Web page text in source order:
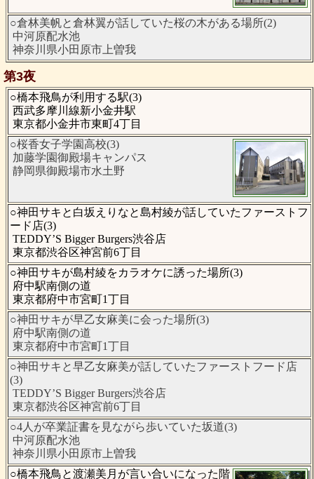
○倉林美帆と倉林翼が話していた桜の木がある場所(2)
中河原配水池
神奈川県小田原市上曽我
第3夜
○橋本飛鳥が利用する駅(3)
西武多摩川線新小金井駅
東京都小金井市東町4丁目
○桜香女子学園高校(3)
加藤学園御殿場キャンパス
静岡県御殿場市水土野
○神田サキと白坂えりなと島村綾が話していたファーストフ
ード店(3)
TEDDY’S Bigger Burgers渋谷店
東京都渋谷区神宮前6丁目
○神田サキが島村綾をカラオケに誘った場所(3)
府中駅南側の道
東京都府中市宮町1丁目
○神田サキが早乙女麻美に会った場所(3)
府中駅南側の道
東京都府中市宮町1丁目
○神田サキと早乙女麻美が話していたファーストフード店
(3)
TEDDY’S Bigger Burgers渋谷店
東京都渋谷区神宮前6丁目
○4人が卒業証書を見ながら歩いていた坂道(3)
中河原配水池
神奈川県小田原市上曽我
○橋本飛鳥と渡瀬美月が言い合いになった階